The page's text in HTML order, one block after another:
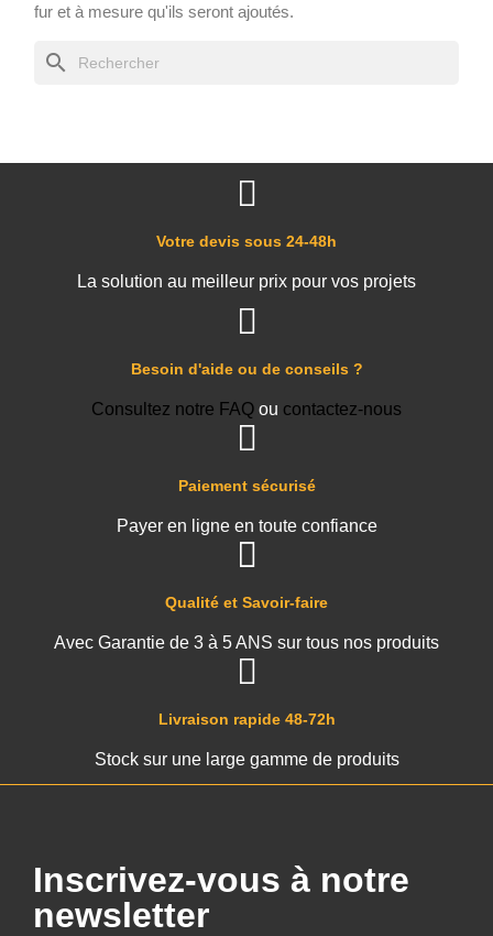
fur et à mesure qu'ils seront ajoutés.
search
Livraison rapide 48-72h
Stock sur une large gamme de produits
Qualité et Savoir-faire
Avec Garantie de 3 à 5 ANS sur tous nos produits
Paiement sécurisé
Payer en ligne en toute confiance
Besoin d'aide ou de conseils ?
Consultez notre FAQ ou contactez-nous
Votre devis sous 24-48h
La solution au meilleur prix pour vos projets
Inscrivez-vous à notre
newsletter